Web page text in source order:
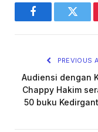
Facebook
PREVIOUS
Audiensi dengan
Chappy Hakim
50 buku